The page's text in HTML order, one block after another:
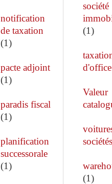
notification
de taxation
(1)
pacte adjoint
(1)
paradis fiscal
(1)
planification
successorale
(1)
société
(1)
d'office
Valeur
sociétés
(1)